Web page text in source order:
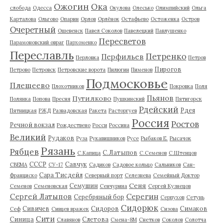
слобода Одесса Ожогин Ока Окулова Олесько Олимпийский Ольга
Карталова Ольгово Опарин Орлов Орлёнок Остафьево Остоженка Остров
Очеретный Ошевенск Павел Соколов Павелецкий Павлушенко
Парамоновский овраг Пархоменко Пересветов
Переславль Перловка Перфильев Петренко Петров
Петрово Петровск Петровские ворота Пилюгин Пименов Пирогов
Плещеево Плохотников Подмосковье Покровка Поля
Полянка Попова Пресня Путилково Пушкинский Пьянов Пятигорск
Пятницкая РЖД Развадовская Ракета Расторгуев Рдейский Рдея
Речной вокзал Рождествено Росси Россина Россия Ростов
Великий Рудаков Руза Рукавишников Русе Рыбаков Е. Рысачок
Рябцев Рязань С.Капица С.Латыпов С.Семенов С.Штенцов
СВЕМА СССР СУ-17 Савчук Садиков Садовое кольцо Сальников Сан-
Франциско Сара Тисдейл Северный порт Селезнева Семейный Доктор
Семенов Семеновская Семушин Сенчурина Сеня Сергей Кузнецов
Сергей Латыпов Серебряный бор Серегин Серпухов Сетунь
Сеф Сивичев Сивцев вражек Сидоров Сидорюк Сизова Симаков
Синица Сити Славянов Слетова Смена-8М Снетков Соколов Солотча